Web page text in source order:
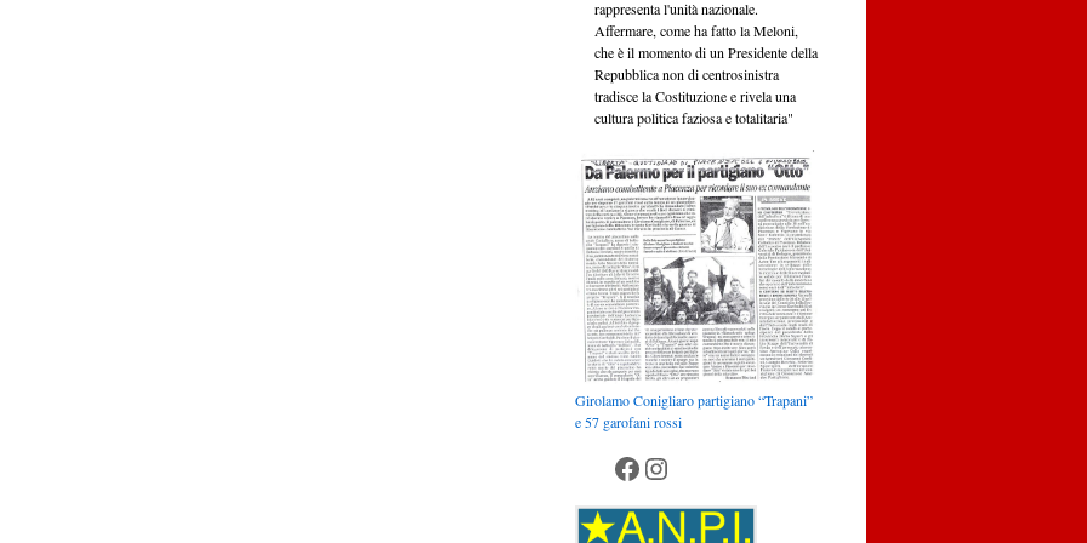
rappresenta l'unità nazionale.
Affermare, come ha fatto la Meloni,
che è il momento di un Presidente della
Repubblica non di centrosinistra
tradisce la Costituzione e rivela una
cultura politica faziosa e totalitaria"
Girolamo Conigliaro partigiano “Trapani”
e 57 garofani rossi
Anpi Palermo
Anpi Palermo